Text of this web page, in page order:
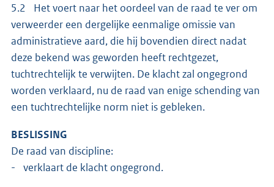
5.2 Het voert naar het oordeel van de raad te ver om
verweerder een dergelijke eenmalige omissie van
administratieve aard, die hij bovendien direct nadat
deze bekend was geworden heeft rechtgezet,
tuchtrechtelijk te verwijten. De klacht zal ongegrond
worden verklaard, nu de raad van enige schending van
een tuchtrechtelijke norm niet is gebleken.
BESLISSING
De raad van discipline:
- verklaart de klacht ongegrond.